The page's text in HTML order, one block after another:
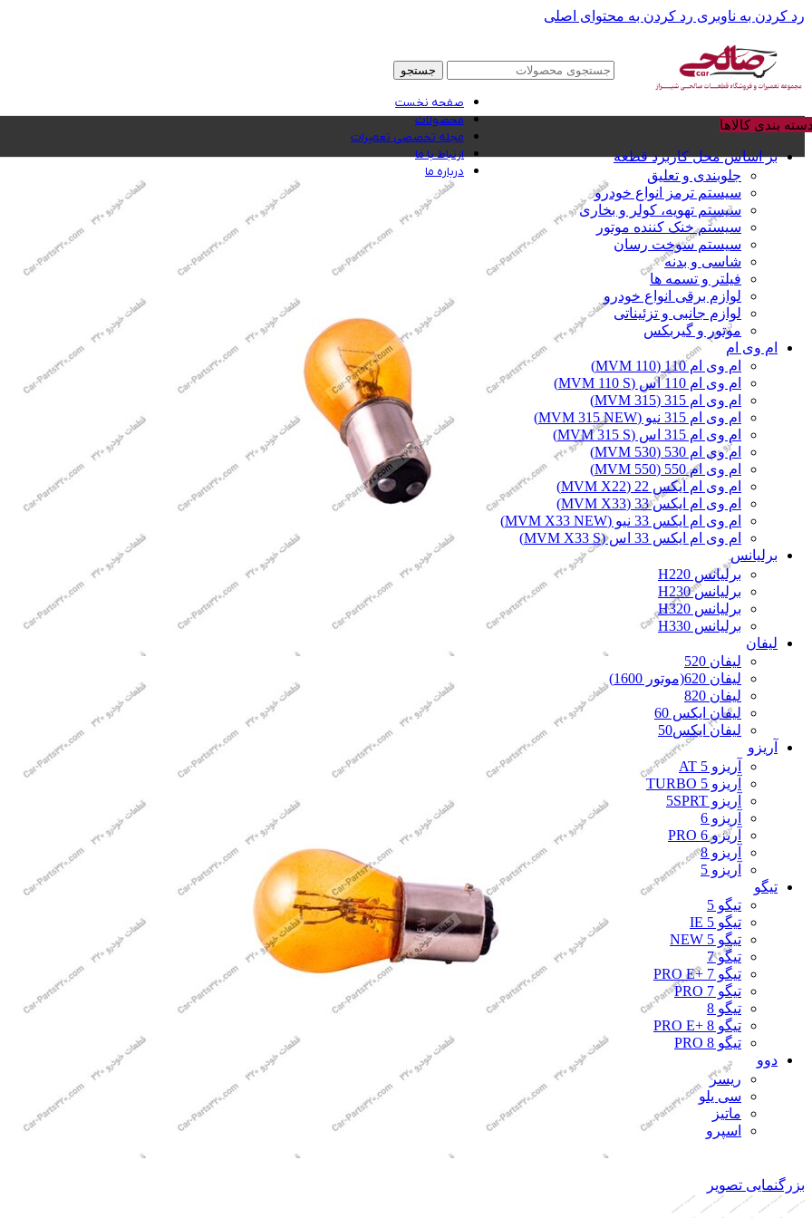
رد کردن به ناوبری رد کردن به محتوای اصلی
جستجو
بندی کالاها
بر اساس محل کاربرد قطعه
جلوبندی و تعلیق
سیستم ترمز انواع خودرو
سیستم تهویه، کولر و بخاری
سیستم خنک کننده موتور
سیستم سوخت رسان
شاسی و بدنه
فیلتر و تسمه ها
لوازم برقی انواع خودرو
لوازم جانبی و تزئیناتی
موتور و گیربکس
ام وی ام
ام وی ام 110 (MVM 110)
ام وی ام 110 اس (MVM 110 S)
ام وی ام 315 (MVM 315)
ام وی ام 315 نیو (MVM 315 NEW)
ام وی ام 315 اس (MVM 315 S)
ام وی ام 530 (MVM 530)
ام وی ام 550 (MVM 550)
ام وی ام ایکس 22 (MVM X22)
ام وی ام ایکس 33 (MVM X33)
ام وی ام ایکس 33 نیو (MVM X33 NEW)
ام وی ام ایکس 33 اس (MVM X33 S)
برلیانس
برلیانس H220
برلیانس H230
برلیانس H320
برلیانس H330
لیفان
لیفان 520
لیفان 620(موتور 1600)
لیفان 820
لیفان ایکس 60
لیفان ایکس50
آریزو
آریزو 5 AT
آریزو 5 TURBO
آریزو 5SPRT
آریزو 6
آریزو 6 PRO
آریزو 8
آریزو 5
تیگو
تیگو 5
تیگو 5 IE
تیگو 5 NEW
تیگو 7
تیگو 7 +PRO E
تیگو 7 PRO
تیگو 8
تیگو 8 +PRO E
تیگو 8 PRO
دوو
ریسر
سی یلو
ماتیز
اسپرو
صفحه نخست
محصولات
مجله تخصصی تعمیرات
ارتباط با ما
درباره ما
بزرگنمایی تصویر